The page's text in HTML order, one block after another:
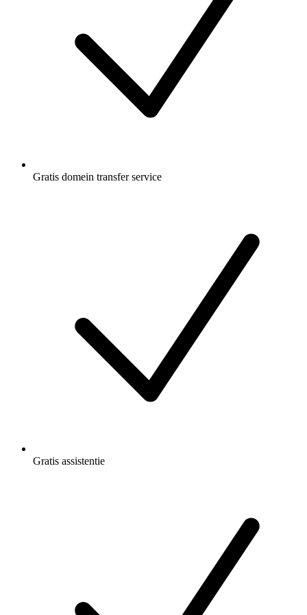
Gratis domein transfer service
Gratis assistentie